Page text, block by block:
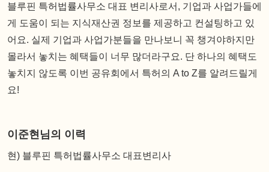
블루핀 특허법률사무소 대표 변리사로서, 기업과 사업가들에
게 도움이 되는 지식재산권 정보를 제공하고 컨설팅하고 있
어요. 실제 기업과 사업가분들을 만나보니 꼭 챙겨야하지만
몰라서 놓치는 혜택들이 너무 많더라구요. 단 하나의 혜택도
놓치지 않도록 이번 공유회에서 특허의 A to Z를 알려드릴게
요!
이준현님의 이력
현) 블루핀 특허법률사무소 대표변리사